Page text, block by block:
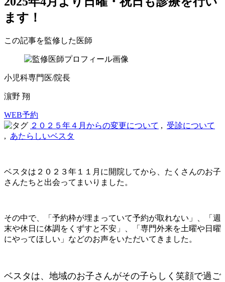
ます！
この記事を監修した医師
小児科専門医/院長
濵野 翔
WEB予約
２０２５年４月からの変更について , 受診について
, あたらしいベスタ
ベスタは２０２３年１１月に開院してから、たくさんのお子
さんたちと出会ってまいりました。
その中で、「予約枠が埋まっていて予約が取れない」、「週
末や休日に体調をくずすと不安」、「専門外来を土曜や日曜
にやってほしい」などのお声をいただいてきました。
ベスタは、地域のお子さんがその子らしく笑顔で過ご